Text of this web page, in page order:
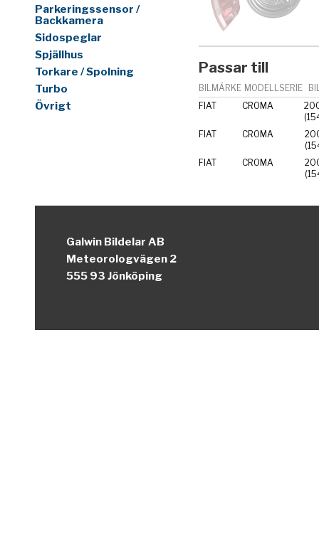
Parkeringssensor /
Backkamera
Sidospeglar
Spjällhus
Torkare / Spolning
Turbo
Övrigt
Passar till
BILMÄRKE MODELLSERIE
FIAT
CROMA
FIAT
CROMA
FIAT CROMA
Galwin Bildelar AB
Meteorologvägen 2
555 93 Jönköping